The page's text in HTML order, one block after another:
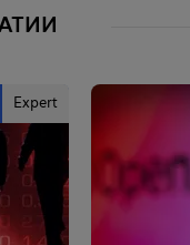
Еxpert